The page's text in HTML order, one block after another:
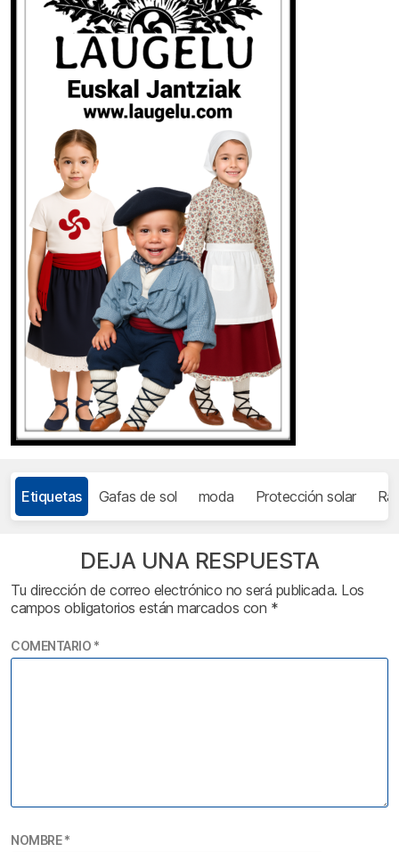
Etiquetas Gafas de sol moda Protección solar
DEJA UNA RESPUESTA
Tu dirección de correo electrónico no será publicada. Los
campos obligatorios están marcados con *
COMENTARIO *
NOMBRE*